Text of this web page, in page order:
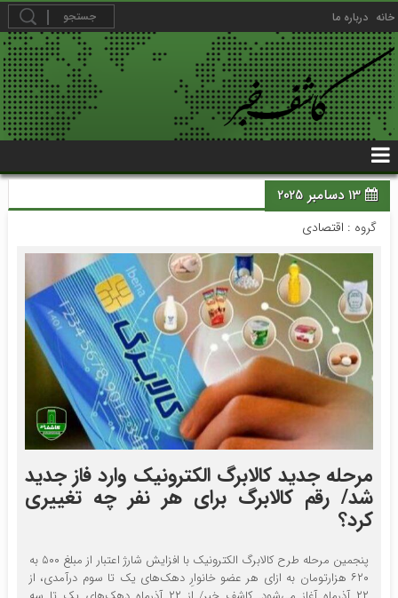
خانه درباره ما
13 دسامبر 2025
گروه : اقتصادی
مرحله جدید کالابرگ الکترونیک وارد فاز جدید
شد/ رقم کالابرگ برای هر نفر چه تغییری
کرد؟
پنجمین مرحله طرح کالابرگ الکترونیک با افزایش شارژ اعتبار از مبلغ ۵۰۰ به
۶۲۰ هزارتومان به ازای هر عضو خانوارِ دهک‌های یک تا سوم درآمدی، از